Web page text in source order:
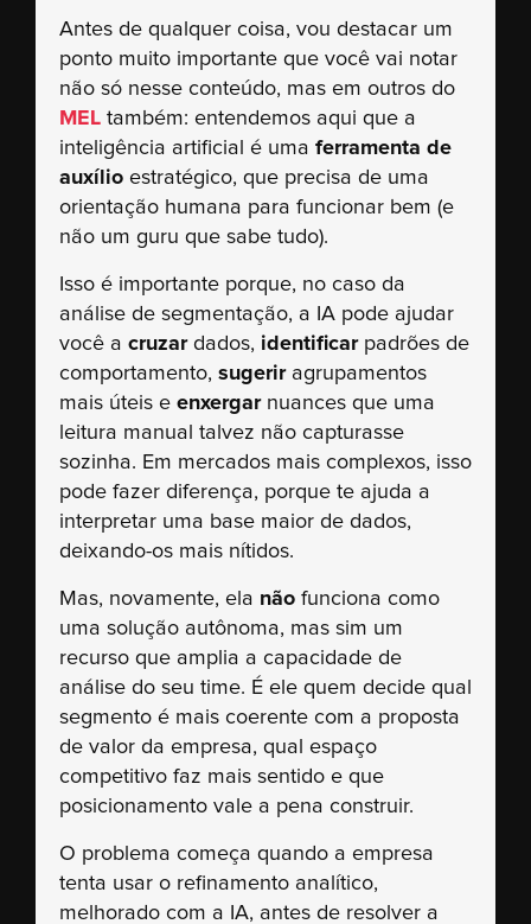
Antes de qualquer coisa, vou destacar um
ponto muito importante que você vai notar
não só nesse conteúdo, mas em outros do
MEL também: entendemos aqui que a
inteligência artificial é uma ferramenta de
auxílio estratégico, que precisa de uma
orientação humana para funcionar bem (e
não um guru que sabe tudo).
Isso é importante porque, no caso da
análise de segmentação, a IA pode ajudar
você a cruzar dados, identificarpadrões de
comportamento, sugeriragrupamentos
mais úteis e enxergarnuances que uma
leitura manual talvez não capturasse
sozinha. Em mercados mais complexos, isso
pode fazer diferença, porque te ajuda a
interpretar uma base maior de dados,
deixando-os mais nítidos.
Mas, novamente, ela não funciona como
uma solução autônoma, mas sim um
recurso que amplia a capacidade de
análise do seu time. É ele quem decide qual
segmento é mais coerente com a proposta
de valor da empresa, qual espaço
competitivo faz mais sentido e que
posicionamento vale a pena construir.
O problema começa quando a empresa
tenta usar o refinamento analítico,
melhorado com a IA, antes de resolver a